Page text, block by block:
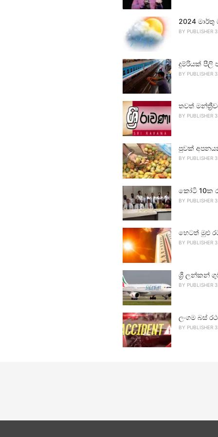
2024
BY PUBLISHER 3
දුම්රියක් පීලි
BY PUBLISHER 3
තවත්
BY PUBLISHER 3
පුවක්
BY PUBLISHER 3
කෝටි 10ක
BY PUBLISHER 3
හෙටත් මුළු
BY PUBLISHER 3
ශ්‍රී ලන්කන්
BY PUBLISHER 3
ලංගම බස්
BY PUBLISHER 3